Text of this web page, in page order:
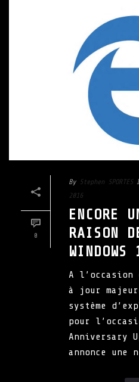
0
By Stephen SPORTES
2016
ENCORE
RAISON
WINDOWS
A l’occasion
à jour
système
pour
Anniversary
annonce